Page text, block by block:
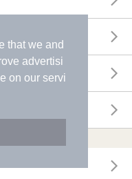
that we and
advertisi
on our servi